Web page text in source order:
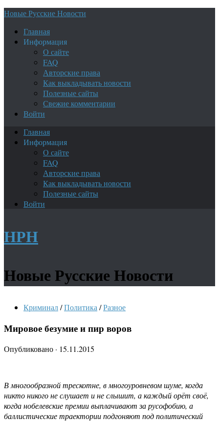
Новые Русские Новости
Главная
Информация
О сайте
FAQ
Авторские права
Как выкладывать новости
Полезные сайты
Свежие комментарии
Войти
Главная
Информация
О сайте
FAQ
Авторские права
Как выкладывать новости
Полезные сайты
Войти
НРН
Новые Русские Новости
Криминал/Политика /Разное
Мировое безумие и пир воров
Опубликовано · 15.11.2015
В многообразной трескотне, в многоуровневом шуме, когда
никто никого не слушает и не слышит, а каждый орёт своё,
когда нобелевские премии выплачивают за русофобию, а
баллистические траектории подгоняют под политический